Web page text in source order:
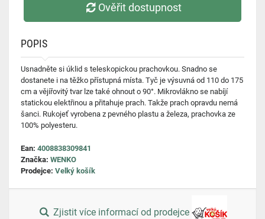
Ověřit dostupnost
POPIS
Usnadněte si úklid s teleskopickou prachovkou. Snadno se
dostanete i na těžko přístupná místa. Tyč je výsuvná od 110 do 175
cm a vějířovitý tvar lze také ohnout o 90°. Mikrovlákno se nabíjí
statickou elektřinou a přitahuje prach. Takže prach opravdu nemá
šanci. Rukojeť vyrobena z pevného plastu a železa, prachovka ze
100% polyesteru.
Ean: 4008838309841
Značka: WENKO
Prodejce: Velký košík
Zjistit více informací od prodejce